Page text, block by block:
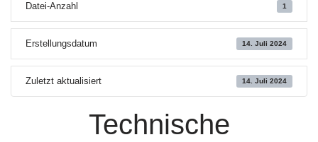
Datei-Anzahl 1
Erstellungsdatum 14. Juli 2024
Zuletzt aktualisiert 14. Juli 2024
Technische